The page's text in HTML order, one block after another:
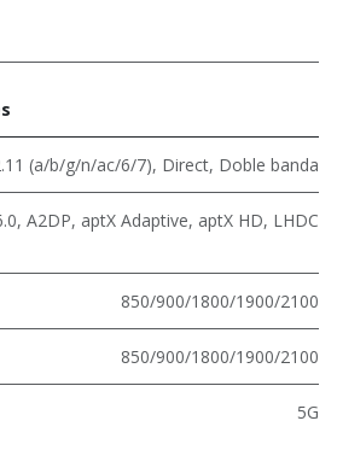
(a/b/g/n/ac/6/7), Direct, Doble banda
, A2DP, aptX Adaptive, aptX HD, LHDC
850/900/1800/1900/2100
850/900/1800/1900/2100
5G